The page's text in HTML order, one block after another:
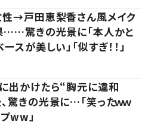
性→戸田恵梨香さん風メイク
……驚きの光景に「本人かと
ースが美しい」「似すぎ！！」
出かけたら“胸元に違和
驚きの光景に…「笑ったｗｗ
プww」